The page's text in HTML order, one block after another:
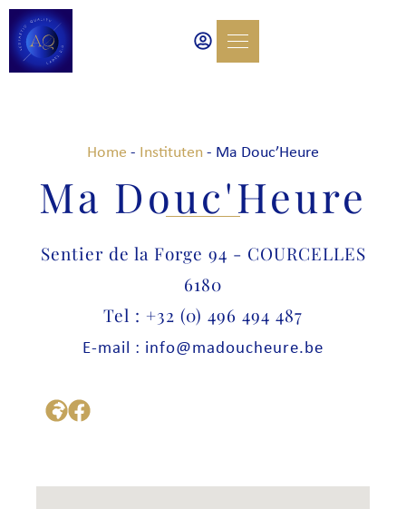
Home - Instituten- Ma Douc’Heure
Ma Douc'Heure
Sentier de la Forge 94 - COURCELLES
6180
Tel : +32 (0) 496 494 487
E-mail : info@madoucheure.be